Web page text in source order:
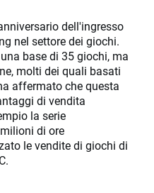
dell'ingresso
nel settore dei giochi.
base di 35 giochi, ma
molti dei quali basati
affermato che questa
di vendita
la serie
di ore
le vendite di giochi di